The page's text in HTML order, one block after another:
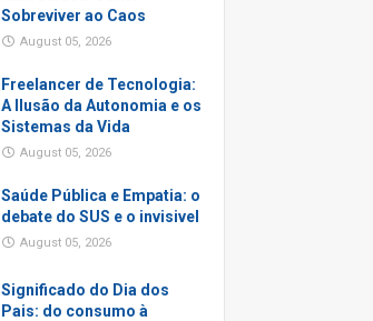
Sobreviver ao Caos
August 05, 2026
Freelancer de Tecnologia:
A Ilusão da Autonomia e os
Sistemas da Vida
August 05, 2026
Saúde Pública e Empatia: o
debate do SUS e o invisivel
August 05, 2026
Significado do Dia dos
Pais: do consumo à